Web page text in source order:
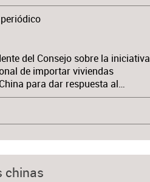
del Consejo sobre la iniciativa
de importar viviendas
para dar respuesta al…
chinas